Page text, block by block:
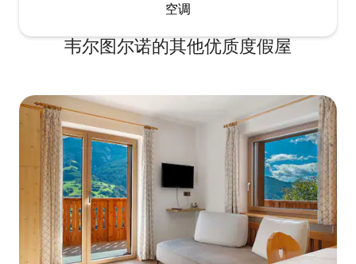
空调
韦尔图尔诺的其他优质度假屋